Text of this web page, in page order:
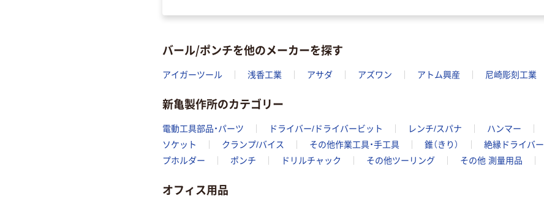
バール/ポンチを他のメーカーを探す
アイガーツール 浅香工業 アサダ アズワン アトム興産 尼崎彫刻工業
新亀製作所のカテゴリー
電動工具部品・パーツ ドライバー/ドライバービット レンチ/スパナ ハンマー
ソケット
クランプ/バイス その他作業工具・手工具 錐（きり） 絶縁ドライバー
プホルダー
ポンチ ドリルチャック その他ツーリング その他 測量用品
オフィス用品